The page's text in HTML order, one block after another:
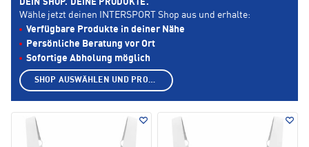
DEIN SHOP. DEINE PRODUKTE.
Wähle jetzt deinen INTERSPORT Shop aus und erhalte:
Verfügbare Produkte in deiner Nähe
Persönliche Beratung vor Ort
Sofortige Abholung möglich
SHOP AUSWÄHLEN UND PRODUKTE ANZEIGEN